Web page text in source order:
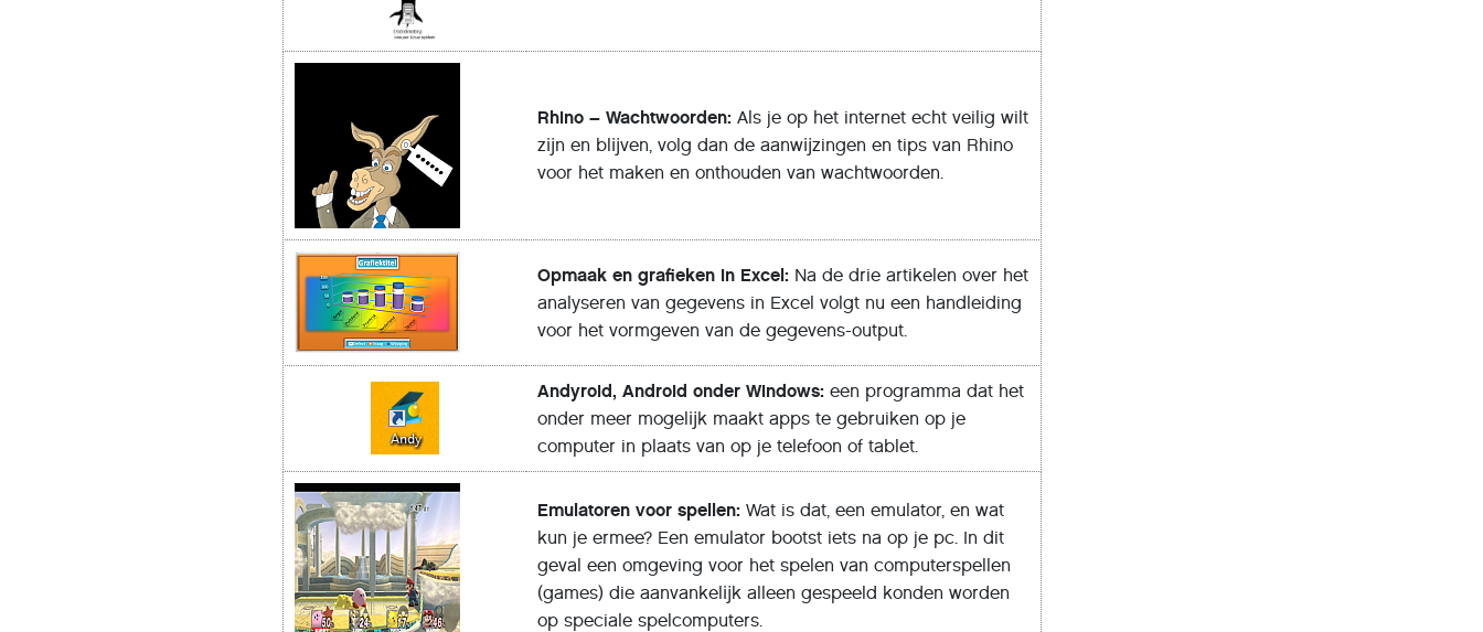
Rhino – Wachtwoorden:Als je op het internet echt veilig wilt
zĳn en blĳven, volg dan de aanwĳzingen en tips van Rhino
voor het maken en onthouden van wachtwoorden.
Opmaak en grafieken in Excel: Na de drie artikelen over het
analyseren van gegevens in Excel volgt nu een handleiding
voor het vormgeven van de gegevens-output.
Andyroid, Android onder Windows:een programma dat het
onder meer mogelĳk maakt apps te gebruiken op je
computer in plaats van op je telefoon of tablet.
Emulatoren voor spellen:Wat is dat, een emulator, en wat
kun je ermee? Een emulator bootst iets na op je pc. In dit
geval een omgeving voor het spelen van computerspellen
(games) die aanvankelĳk alleen gespeeld konden worden
op speciale spelcomputers.